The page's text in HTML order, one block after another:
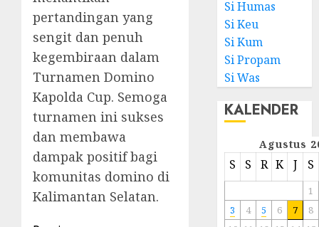
pertandingan yang
sengit dan penuh
kegembiraan dalam
Turnamen Domino
Kapolda Cup. Semoga
turnamen ini sukses
dan membawa
dampak positif bagi
komunitas domino di
Kalimantan Selatan.
Si Humas
Si Keu
Si Kum
Si Propam
Si Was
KALENDER
Agustus
S S R K J S
1
3
4 5 6 7
8